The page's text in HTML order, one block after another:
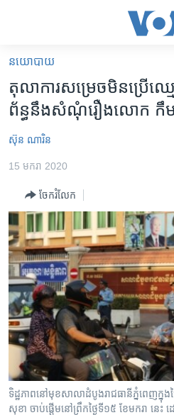
គេហទំព័រ​
ទាក់ទង
រំលង​
និង​
ចូល​
ទំព័រ​
ម្តង
រំលង​
និង​
ចូល​
ទៅ​
ទំព័រ​
រចនា
សម្ព័ន្ធ​
និង​
ចូល​
ទៅ​
អន្តរជាតិ
កម្ពុជាច្នៃប្រតិដ្ឋ
ព្រឹត្តិការណ៍ព័ត៌មាន
ទូរទស្សន៍ / វីដេអូ​
វិទ្យុ / ផតខាសថ៍
កម្មវិធីទាំងអស់
Khmer English
បណ្តាញ​សង្គម
នយោបាយ
តុលាការ​សម្រេច​មិន​ប្រើ​ឈ្
ព័ន្ធ​នឹង​សំណុំ​រឿង​លោក កឹ
ស៊ុន ណារិន
15 មករា 2020
ចែករំលែក
ទិដ្ឋភាព​នៅ​​មុខ​សាលា​ដំបូង​រាជធានី​ភ្នំពេញ​ក្នុ
សុខា ចាប់ផ្តើមនៅព្រឹកថ្ងៃទី១៥ ខែមករា នេ